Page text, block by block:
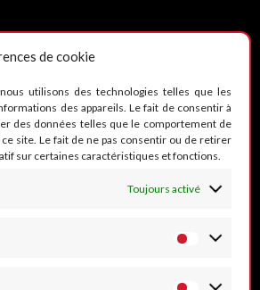
de cookie
utilisons des technologies telles que les
des appareils. Le fait de consentir à
des données telles que le comportement de
site. Le fait de ne pas consentir ou de retirer
sur certaines caractéristiques et fonctions.
Toujours activé